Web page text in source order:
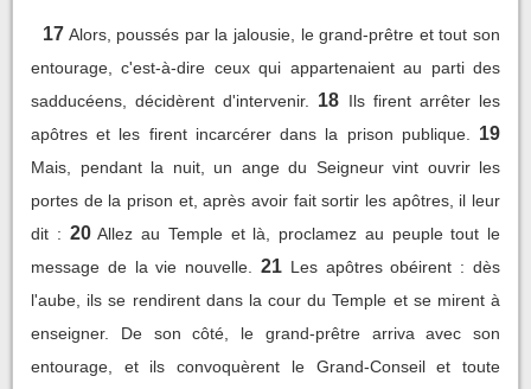
17 Alors, poussés par la jalousie, le grand-prêtre et tout son
entourage, c'est-à-dire ceux qui appartenaient au parti des
sadducéens, décidèrent d'intervenir.
18 Ils firent arrêter les
apôtres et les firent incarcérer dans la prison publique.
19
Mais, pendant la nuit, un ange du Seigneur vint ouvrir les
portes de la prison et, après avoir fait sortir les apôtres, il leur
dit : 20 Allez au Temple et là, proclamez au peuple tout le
message de la vie nouvelle.
21 Les apôtres obéirent : dès
l'aube, ils se rendirent dans la cour du Temple et se mirent à
enseigner. De son côté, le grand-prêtre arriva avec son
entourage, et ils convoquèrent le Grand-Conseil et toute